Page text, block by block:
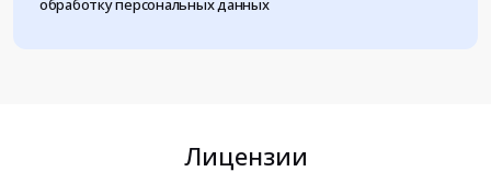
обработку персональных данных
Лицензии